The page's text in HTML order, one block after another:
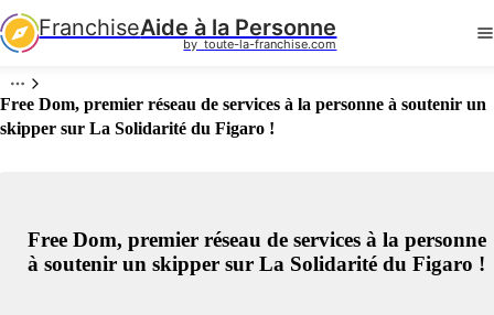
FranchiseAide à la Personne
by  toute-la-franchise.com
Free Dom, premier réseau de services à la personne à soutenir un
skipper sur La Solidarité du Figaro !
Free Dom, premier réseau de services à la personne
à soutenir un skipper sur La Solidarité du Figaro !